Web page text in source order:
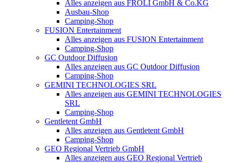
Alles anzeigen aus FROLI GmbH & Co.KG
Ausbau-Shop
Camping-Shop
FUSION Entertainment
Alles anzeigen aus FUSION Entertainment
Camping-Shop
GC Outdoor Diffusion
Alles anzeigen aus GC Outdoor Diffusion
Camping-Shop
GEMINI TECHNOLOGIES SRL
Alles anzeigen aus GEMINI TECHNOLOGIES
SRL
Camping-Shop
Gentletent GmbH
Alles anzeigen aus Gentletent GmbH
Camping-Shop
GEO Regional Vertrieb GmbH
Alles anzeigen aus GEO Regional Vertrieb